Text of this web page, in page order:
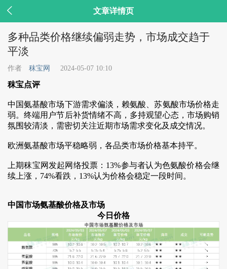
 文章详情页
多种品类价格继续偏弱走势，市场成交趋于
平淡
作者 秣宝网 2024-05-07 10:10
秣宝点评
中国氨基酸市场下游需求偏淡，赖氨酸、苏氨酸市场价格走
弱。终端用户节后补货情绪不高，多持观望心态，市场购销
氛围较清淡，需密切关注近期市场需求变化及成交情况。
欧洲氨基酸市场平稳略弱，各品类市场价格基本持平。
上期秣宝网发起网络投票：13%参与者认为色氨酸价格会继
续上涨，74%看跌，13%认为价格会稳定一段时间。
中国市场氨基酸价格及市场
今日价格